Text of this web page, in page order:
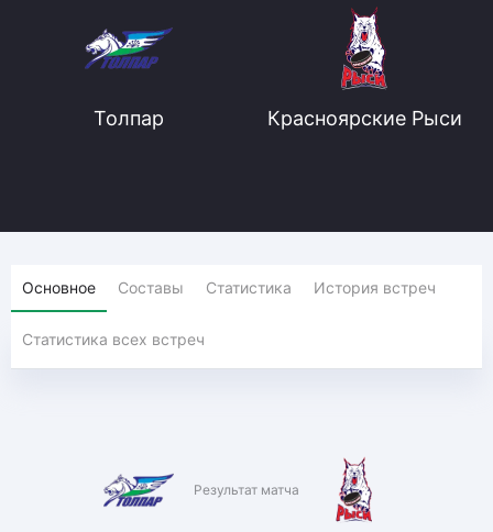
Толпар Красноярские Рыси
Основное Составы Статистика История встреч
Статистика всех встреч
Результат матча